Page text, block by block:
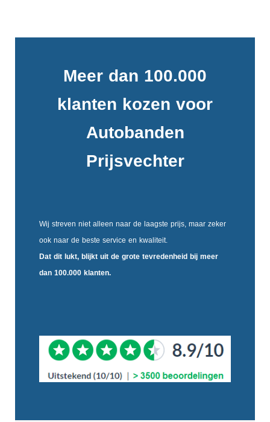
Meer dan 100.000
klanten kozen voor
Autobanden
Prijsvechter
Wij streven niet alleen naar de laagste prijs, maar zeker
ook naar de beste service en kwaliteit.
Dat dit lukt, blijkt uit de grote tevredenheidbij meer
dan 100.000 klanten.